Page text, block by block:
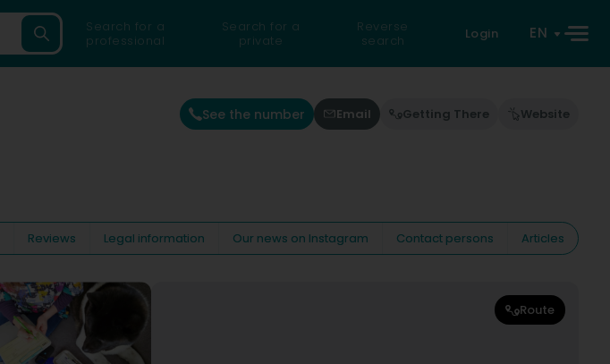
Search for a
professional
Search for a
private
Reverse
search
Login EN
See the number Email Getting There Website
Reviews Legal information Our news on Instagram Contact persons
Articles
Route